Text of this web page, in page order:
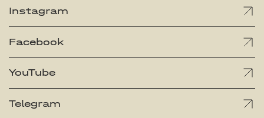
Instagram
Facebook
YouTube
Telegram